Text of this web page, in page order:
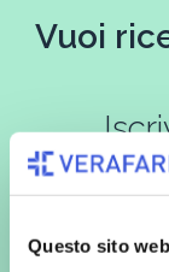
Questo sito
Vuoi
In qualità di